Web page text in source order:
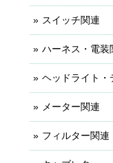
スイッチ関連
ハーネス・電装
ヘッドライト・
メーター関連
フィルター関連